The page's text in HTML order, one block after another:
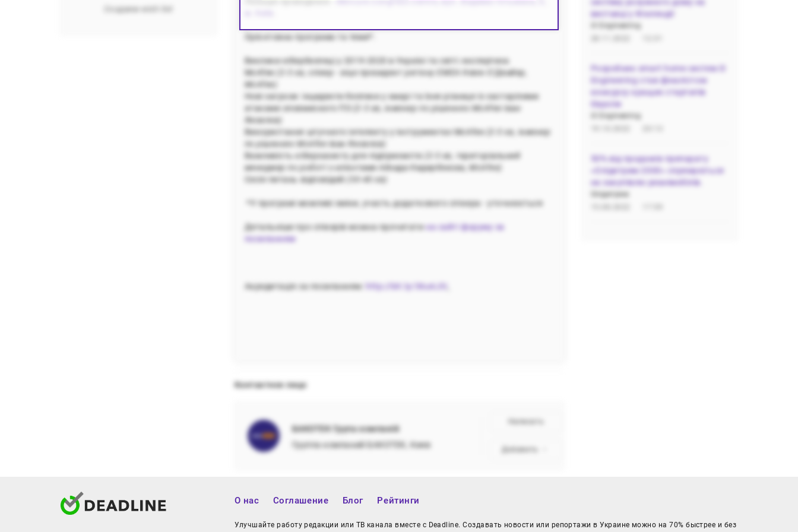
Создаем wish list
Орієнтовна програма та теми*:
Виклики кібербезпеці у 2019-2020 в Україні та світі: експертиза
McAfee
(2-3 хв, спікер - віце президент регіону EMEA Кевін О’Двайер
McAfee
Нові загрози: інциденти безпеки у хмарі та їхня різниця із застарілими
атаками зловмисного ПЗ
(2-3 хв, інженер по рішеннях McAfee
Іван
Яковлєв)
Використання штучного інтелекту у інструментах McAfee
(2-3 хв, інженер
по рішеннях
McAfee
Іван Яковлєв)
Важливість кіберзахисту для підприємств
(2-3 хв, територіальний
менеджер по роботі з клієнтами
Айзада Кидирбекова McAfee
Сесія питань відповідей
(30-40 хв)
*У програмі можливі зміни, участь додаткового спікера - уточнюється
Детальніше про спікерів можна прочитати на сайті форуму за
посиланням
Акредитація за посиланням: http://bit.ly/36u4J3i
Контактное лицо
БАКОТЕК Група компаній
Группа компаний БАКОТЕК, Киев
виставці у Фінляндії
Розробник smart home систем i3
Engineering став фіналістом
конкурсу кращих стартапів
Європи
50% від продажів препарату
«Олідетрим 2000» спрямуються
на закупівлю реанімобілів.
Олідетрим
О нас Соглашение Блог Рейтинги
Улучшайте работу редакции или ТВ канала вместе с Deadline. Создавать новости или репортажи в Украине можно на 70% быстрее и без